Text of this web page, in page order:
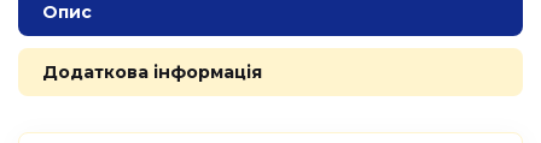
Опис
Додаткова інформація